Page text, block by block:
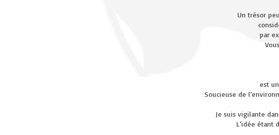
Un trésor
par
est
Soucieuse de
Je suis vigilante
L’idée étant